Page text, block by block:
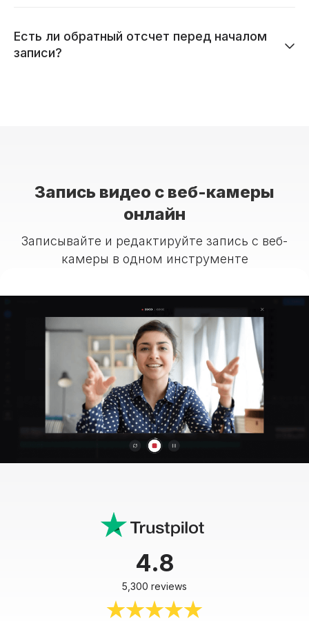
Есть ли обратный отсчет перед началом
записи?
Запись видео с веб-камеры
онлайн
Записывайте и редактируйте запись с веб-
камеры в одном инструменте
4.8
5,300 reviews